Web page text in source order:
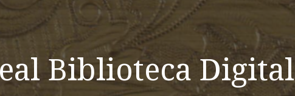
Biblioteca Digital